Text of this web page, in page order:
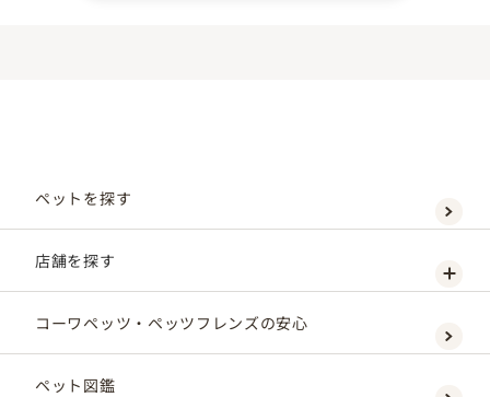
ペットを探す
店舗を探す
コーワペッツ・ペッツフレンズの安心
ペット図鑑